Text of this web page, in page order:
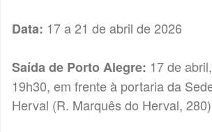
Data: 17 a 21 de abril de 2026
Saída de Porto Alegre: 17 de
19h30, em frente à portaria da
Herval (R. Marquês do Herval, 280)